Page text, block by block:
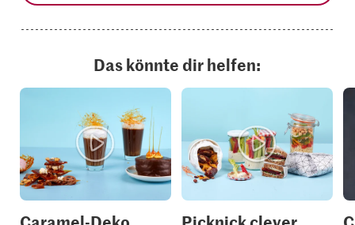
Das könnte dir helfen: